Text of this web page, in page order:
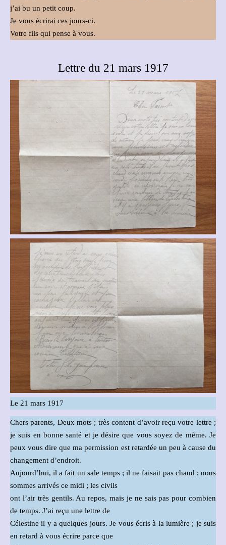
j’ai bu un petit coup.
Je vous écrirai ces jours-ci.
Votre fils qui pense à vous.
Lettre du 21 mars 1917
Le 21 mars 1917
Chers parents, Deux mots ; très content d’avoir reçu votre lettre ;
je suis en bonne santé et je désire que vous soyez de même. Je
peux vous dire que ma permission est retardée un peu à cause du
changement d’endroit.
Aujourd’hui, il a fait un sale temps ; il ne faisait pas chaud ; nous
sommes arrivés ce midi ; les civils
ont l’air très gentils. Au repos, mais je ne sais pas pour combien
de temps. J’ai reçu une lettre de
Célestine il y a quelques jours. Je vous écris à la lumière ; je suis
en retard à vous écrire parce que